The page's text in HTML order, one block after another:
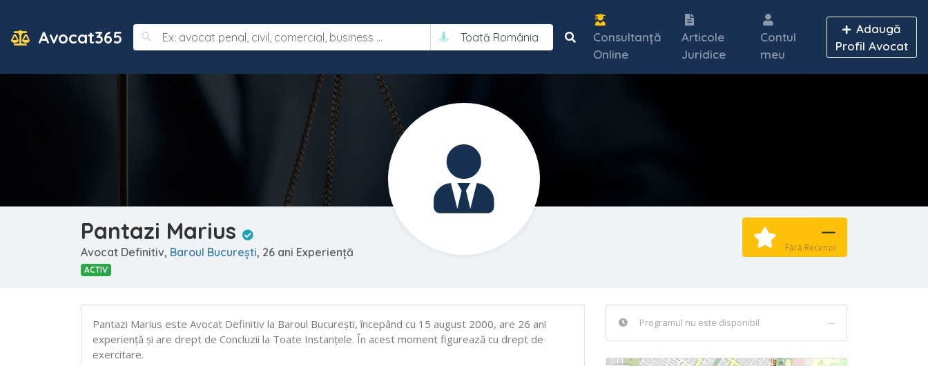
Avocat365 Toată România
Consultanță
Online
Articole
Juridice
Contul
meu
Adaugă
Profil Avocat
Pantazi Marius
Avocat Definitiv, Baroul Bucureşti, 26 ani Experiență
ACTIV
—
Fără Recenzii
Pantazi Marius este Avocat Definitiv la Baroul Bucureşti, începând cu 15 august 2000, are 26 ani
experiență și are drept de Concluzii la Toate Instanţele. În acest moment figurează cu drept de
exercitare.
Programul nu este disponibil —